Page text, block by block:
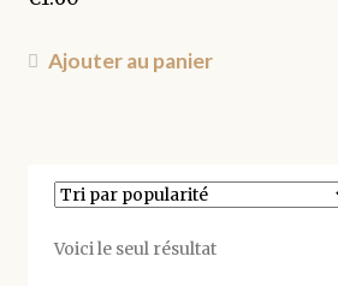
Ajouter au panier
Voici le seul résultat